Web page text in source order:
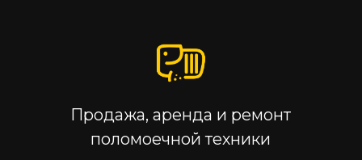
Москва, 22-й км МКАД,
Продажа, аренда и ремонт